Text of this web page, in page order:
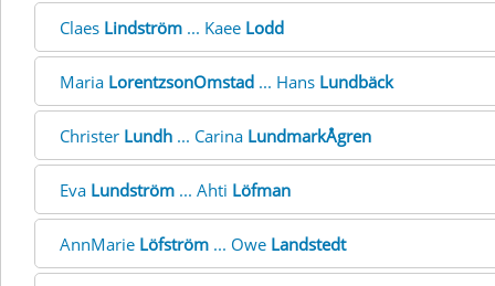
Claes Lindström ... Kaee Lodd
Maria LorentzsonOmstad ... Hans Lundbäck
Christer Lundh ... Carina LundmarkÅgren
Eva Lundström ... Ahti Löfman
AnnMarie Löfström ... Owe Landstedt